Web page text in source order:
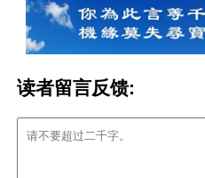
读者留言反馈: